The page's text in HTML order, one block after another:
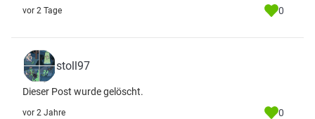
vor 2 Tage 0
stoll97
Dieser Post wurde gelöscht.
vor 2 Jahre 0